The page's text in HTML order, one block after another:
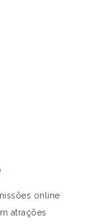
online
atrações